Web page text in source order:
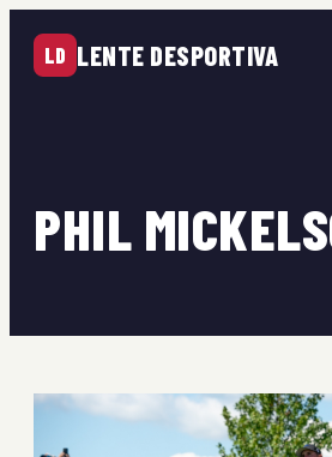
LD LENTE DESPORTIVA
PHIL